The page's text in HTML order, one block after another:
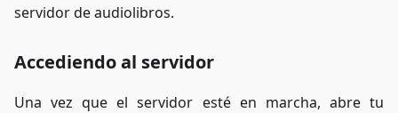
servidor de audiolibros.
Accediendo al servidor
Una vez que el servidor esté en marcha, abre tu